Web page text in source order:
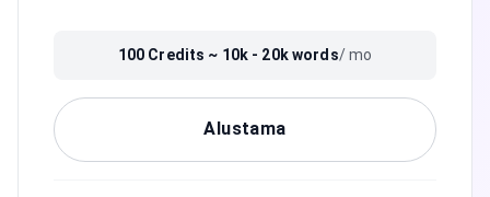
100 Credits ~ 10k - 20kwords/ mo
Alustama